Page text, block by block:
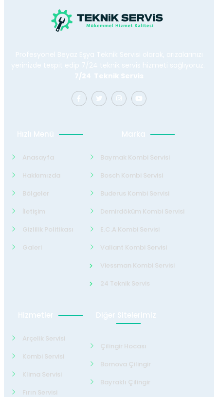
Profesyonel Beyaz Eşya Teknik Servisi olarak, arızalarınızı
yerinizde tespit edip 7/24 teknik servis hizmeti sağlıyoruz.
7/24 Teknik Servis
Hızlı Menü
Anasayfa
Hakkımızda
Bölgeler
İletişim
Gizlilik Politikası
Galeri
Marka
Baymak Kombi Servisi
Bosch Kombi Servisi
Buderus Kombi Servisi
Demirdöküm Kombi Servisi
E.C.A Kombi Servisi
Valiant Kombi Servisi
Viessman Kombi Servisi
24 Teknik Servis
Hizmetler
Arçelik Servisi
Kombi Servisi
Klima Servisi
Fırın Servisi
Diğer Sitelerimiz
Çilingir Hocası
Bornova Çilingir
Bayraklı Çilingir